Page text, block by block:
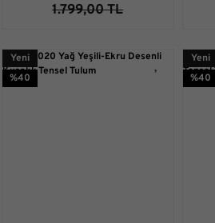
1.799,00 TL
Yeni
%40
Yeni
%40